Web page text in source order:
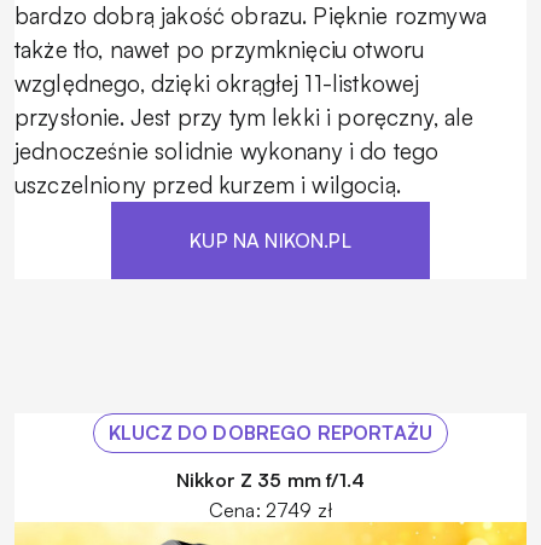
bardzo dobrą jakość obrazu. Pięknie rozmywa
także tło, nawet po przymknięciu otworu
względnego, dzięki okrągłej 11-listkowej
przysłonie. Jest przy tym lekki i poręczny, ale
jednocześnie solidnie wykonany i do tego
uszczelniony przed kurzem i wilgocią.
KUP NA NIKON.PL
KLUCZ DO DOBREGO REPORTAŻU
Nikkor Z 35 mm f/1.4
Cena: 2749 zł